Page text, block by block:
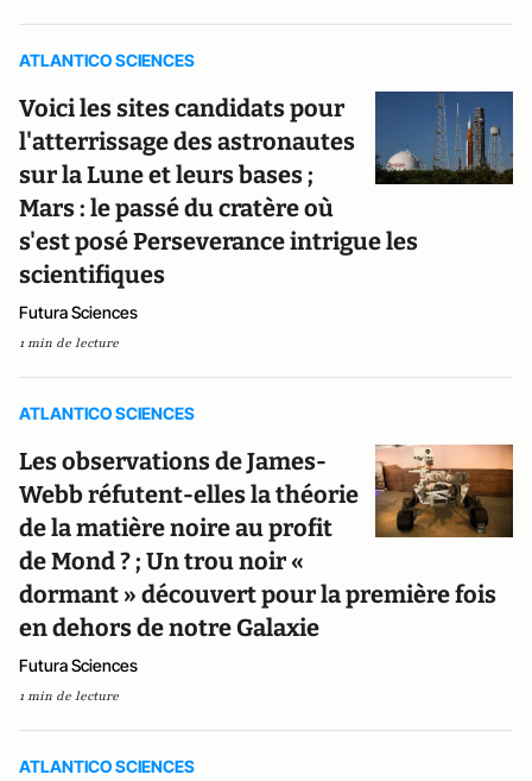
ATLANTICO SCIENCES
Voici les sites candidats pour
l'atterrissage des astronautes
sur la Lune et leurs bases ;
Mars : le passé du cratère où
s'est posé Perseverance intrigue les
scientifiques
Futura Sciences
1 min de lecture
ATLANTICO SCIENCES
Les observations de James-
Webb réfutent-elles la théorie
de la matière noire au profit
de Mond ? ; Un trou noir «
dormant » découvert pour la première fois
en dehors de notre Galaxie
Futura Sciences
1 min de lecture
ATLANTICO SCIENCES